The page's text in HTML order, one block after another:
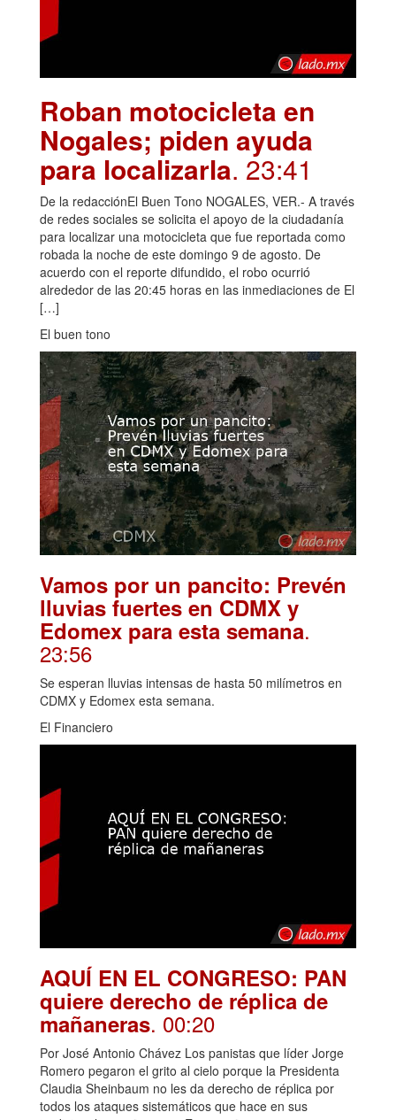
Roban motocicleta en
Nogales; piden ayuda
para localizarla. 23:41
De la redacciónEl Buen Tono NOGALES, VER.- A través
de redes sociales se solicita el apoyo de la ciudadanía
para localizar una motocicleta que fue reportada como
robada la noche de este domingo 9 de agosto. De
acuerdo con el reporte difundido, el robo ocurrió
alrededor de las 20:45 horas en las inmediaciones de El
[…]
El buen tono
Vamos por un pancito: Prevén
lluvias fuertes en CDMX y
Edomex para esta semana.
23:56
Se esperan lluvias intensas de hasta 50 milímetros en
CDMX y Edomex esta semana.
El Financiero
AQUÍ EN EL CONGRESO: PAN
quiere derecho de réplica de
mañaneras. 00:20
Por José Antonio Chávez Los panistas que líder Jorge
Romero pegaron el grito al cielo porque la Presidenta
Claudia Sheinbaum no les da derecho de réplica por
todos los ataques sistemáticos que hace en sus